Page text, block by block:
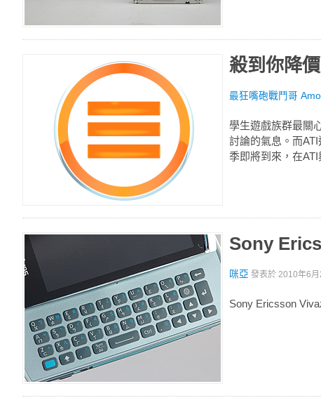
殺到你降
最狂嘴砲戰鬥哥
學生遊戲族群最關
討論的氣息。而
季即將到來，在
Sony
咪亞 發表於 2010年6
Sony Ericsson